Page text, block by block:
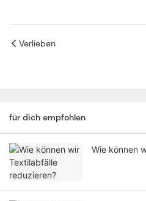
Verlieben
für dich empfohlen
Wie können